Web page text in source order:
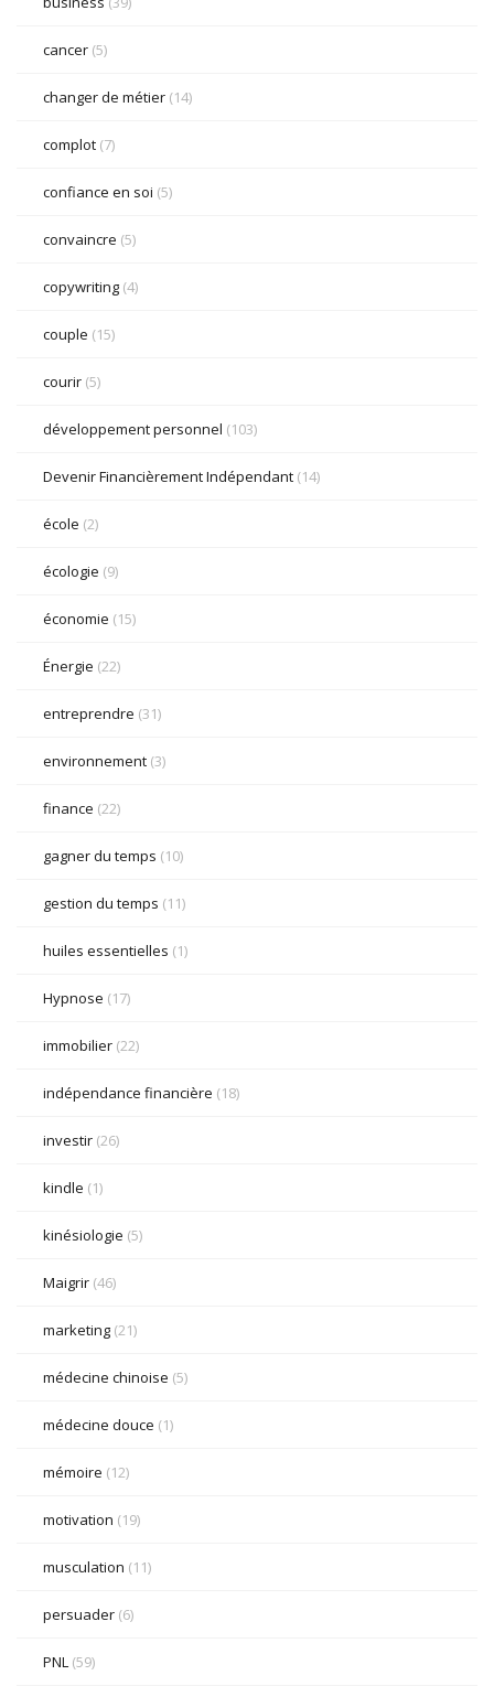
cancer (5)
changer de métier (14)
complot (7)
confiance en soi (5)
convaincre (5)
copywriting (4)
couple (15)
courir (5)
développement personnel (103)
Devenir Financièrement Indépendant (14)
école (2)
écologie (9)
économie (15)
Énergie (22)
entreprendre (31)
environnement (3)
finance (22)
gagner du temps (10)
gestion du temps (11)
huiles essentielles (1)
Hypnose (17)
immobilier (22)
indépendance financière (18)
investir (26)
kindle (1)
kinésiologie (5)
Maigrir (46)
marketing (21)
médecine chinoise (5)
médecine douce (1)
mémoire (12)
motivation (19)
musculation (11)
persuader (6)
PNL (59)